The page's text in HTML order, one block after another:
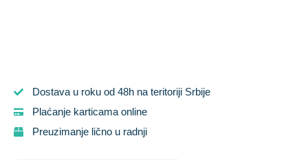
Dostava u roku od 48h na teritoriji Srbije
Plaćanje karticama online
Preuzimanje lično u radnji